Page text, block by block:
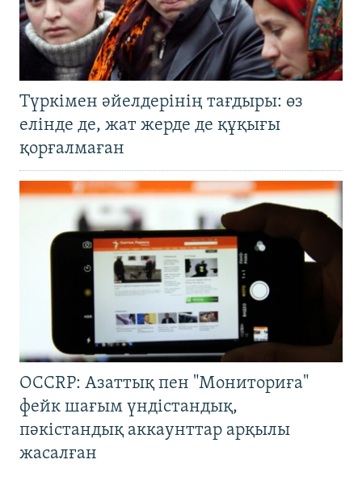
Түркімен әйелдерінің тағдыры: өз
елінде де, жат жерде де құқығы
қорғалмаған
OCCRP: Азаттық пен "Мониториға"
фейк шағым үндістандық,
пәкістандық аккаунттар арқылы
жасалған